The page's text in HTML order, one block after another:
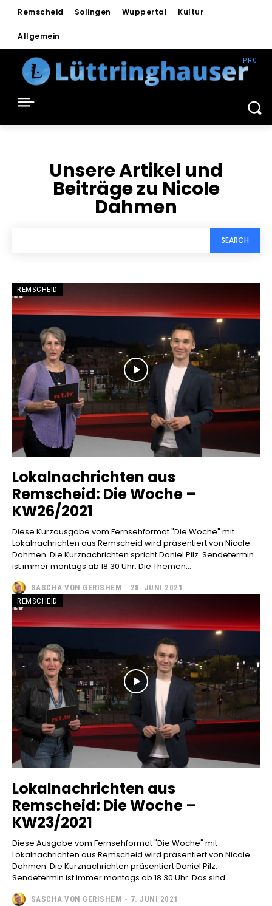
Remscheid Solingen Wuppertal Kultur
Allgemein
Unsere Artikel und
Beiträge zu Nicole
Dahmen
SEARCH
REMSCHEID
Lokalnachrichten aus
Remscheid: Die Woche –
KW26/2021
Diese Kurzausgabe vom Fernsehformat "Die Woche" mit
Lokalnachrichten aus Remscheid wird präsentiert von Nicole
Dahmen. Die Kurznachrichten spricht Daniel Pilz. Sendetermin
ist immer montags ab 18.30 Uhr. Die Themen...
SASCHA VON GERISHEM - 28. JUNI 2021
REMSCHEID
Lokalnachrichten aus
Remscheid: Die Woche –
KW23/2021
Diese Ausgabe vom Fernsehformat "Die Woche" mit
Lokalnachrichten aus Remscheid wird präsentiert von Nicole
Dahmen. Die Kurznachrichten präsentiert Daniel Pilz.
Sendetermin ist immer montags ab 18.30 Uhr. Das sind...
SASCHA VON GERISHEM - 7. JUNI 2021